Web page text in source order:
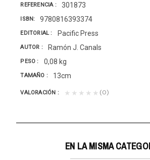
REFERENCIA 301873
ISBN 9780816393374
EDITORIAL Pacific Press
AUTOR Ramón J. Canals
PESO 0,08 kg
TAMAÑO 13cm
VALORACIÓN ★★★★★ (0)
EN LA MISMA